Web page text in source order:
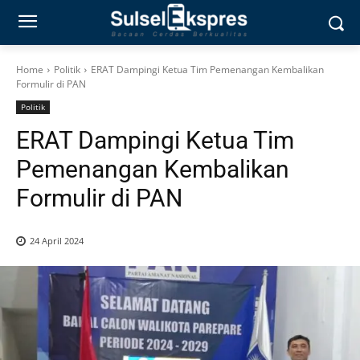
Home Politik
ERAT Dampingi Ketua Tim Pemenangan Kembalikan
Formulir di PAN
Politik
ERAT Dampingi Ketua Tim
Pemenangan Kembalikan
Formulir di PAN
24 April 2024